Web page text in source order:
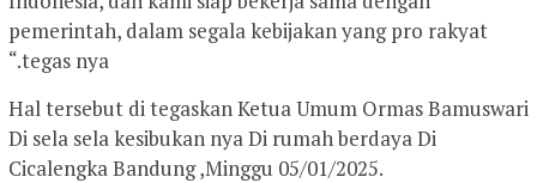
pemerintah, dalam segala kebijakan yang pro rakyat
“.tegas nya
Hal tersebut di tegaskan Ketua Umum Ormas Bamuswari
Di sela sela kesibukan nya Di rumah berdaya Di
Cicalengka Bandung ,Minggu 05/01/2025.